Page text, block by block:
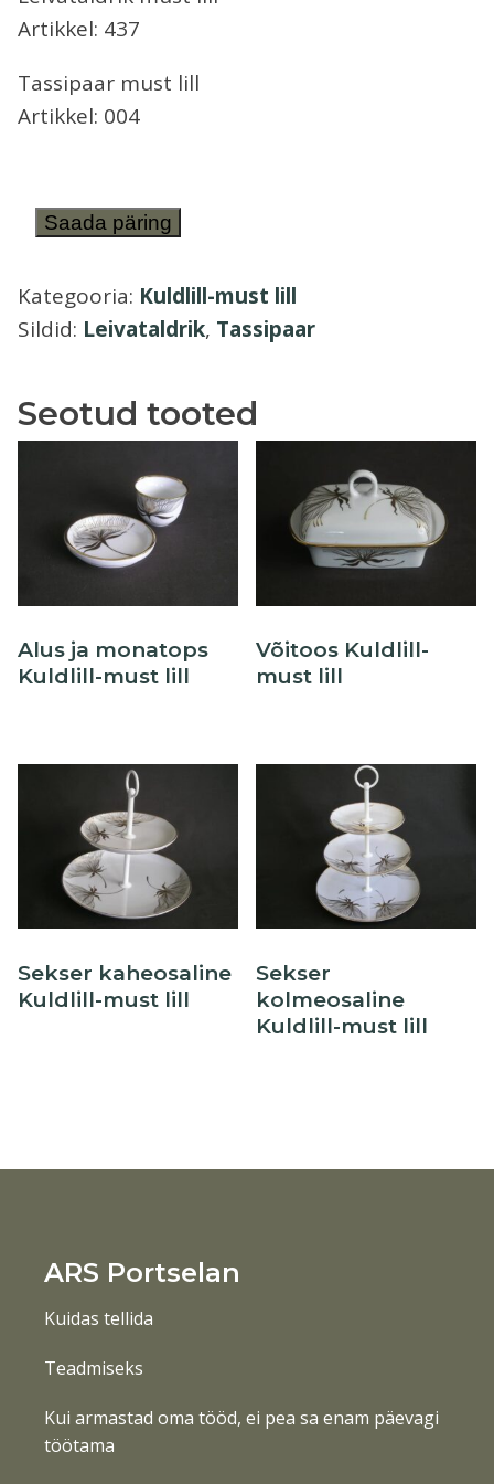
Õllekann
Artikkel: 437
Tassipaar must lill
Artikkel: 004
Leivataldrik
tassipaar
must
2
Saada päring
Kategooria: Kuldlill-must lill
Sildid: Leivataldrik, Tassipaar
Seotud tooted
Alus ja monatops
Kuldlill-must lill
Võitoos Kuldlill-
must lill
Sekser kaheosaline
Kuldlill-must lill
Sekser
kolmeosaline
Kuldlill-must lill
ARS Portselan
Kuidas tellida
Teadmiseks
Kui armastad oma tööd, ei pea sa enam päevagi
töötama